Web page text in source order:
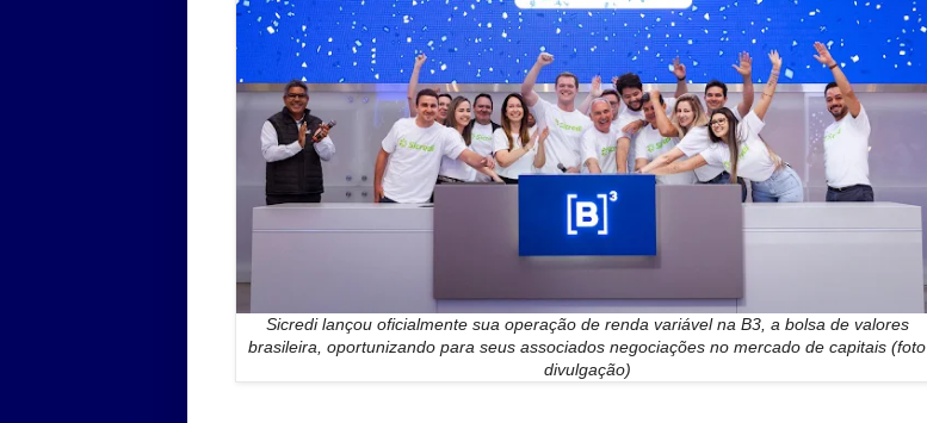
Sicredi lançou oficialmente sua operação de renda variável na B3, a bolsa de valores
brasileira, oportunizando para seus associados negociações no mercado de capitais (foto
divulgação)